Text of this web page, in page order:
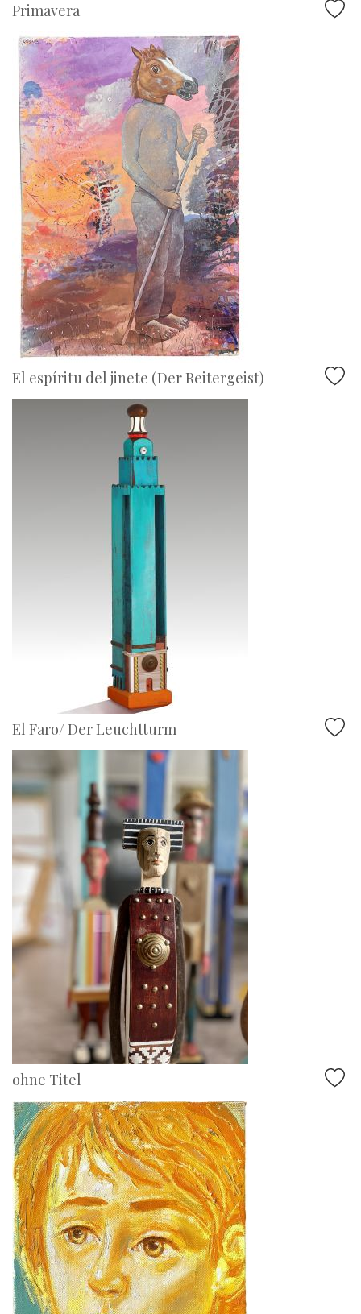
Primavera
El espíritu del jinete (Der Reitergeist)
El Faro/ Der Leuchtturm
ohne Titel